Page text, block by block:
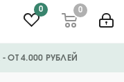
0 0
- ОТ 4.000 РУБЛЕЙ